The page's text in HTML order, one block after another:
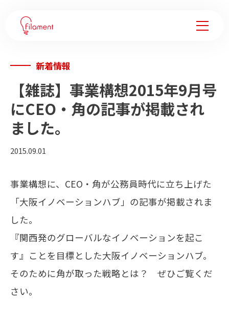
サービス
事例紹介
企業変革ノウハウ
会社情報
フィラメントについて
メンバー
メールマガジン
新着情報
【雑誌】事業構想2015年9月号
にCEO・角の記事が掲載され
ました。
2015.09.01
事業構想に、CEO・角が公務員時代に立ち上げた
「大阪イノベーションハブ」の記事が掲載されま
した。
『関西発のグローバルなイノベーションを起こ
す』ことを目標とした大阪イノベーションハブ。
そのために角が取った戦略とは？ ぜひご覧くだ
さい。